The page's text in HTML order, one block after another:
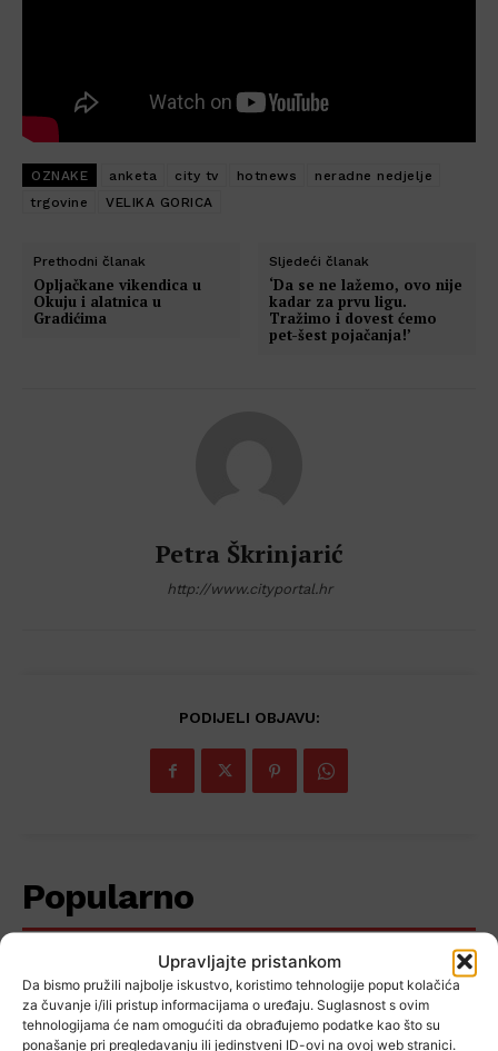
Upravljajte pristankom
Da bismo pružili najbolje iskustvo, koristimo tehnologije poput kolačića
za čuvanje i/ili pristup informacijama o uređaju. Suglasnost s ovim
tehnologijama će nam omogućiti da obrađujemo podatke kao što su
ponašanje pri pregledavanju ili jedinstveni ID-ovi na ovoj web stranici.
OZNAKE anketa city tv hotnews
neradne nedjelje
trgovine
VELIKA GORICA
Prethodni članak
Opljačkane vikendica u
Okuju i alatnica u
Gradićima
Sljedeći članak
‘Da se ne lažemo, ovo nije
kadar za prvu ligu.
Tražimo i dovest ćemo
pet-šest pojačanja!’
Petra Škrinjarić
http://www.cityportal.hr
PODIJELI OBJAVU:
Popularno
Gorica ostala na nuli: “Odigrali
smo vrhunsku utakmicu, ali
nismo zabijali…”